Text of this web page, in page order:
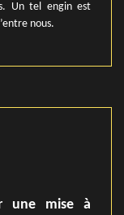
Un tel engin est
nous.
une mise à